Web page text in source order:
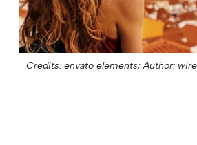
Credits: envato elements; Author: